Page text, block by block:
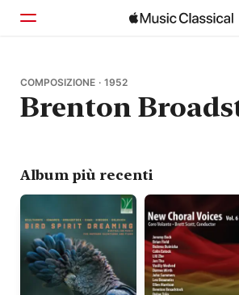
Home
Scopri
COMPOSIZIONE · 1952
Brenton
Album più recenti